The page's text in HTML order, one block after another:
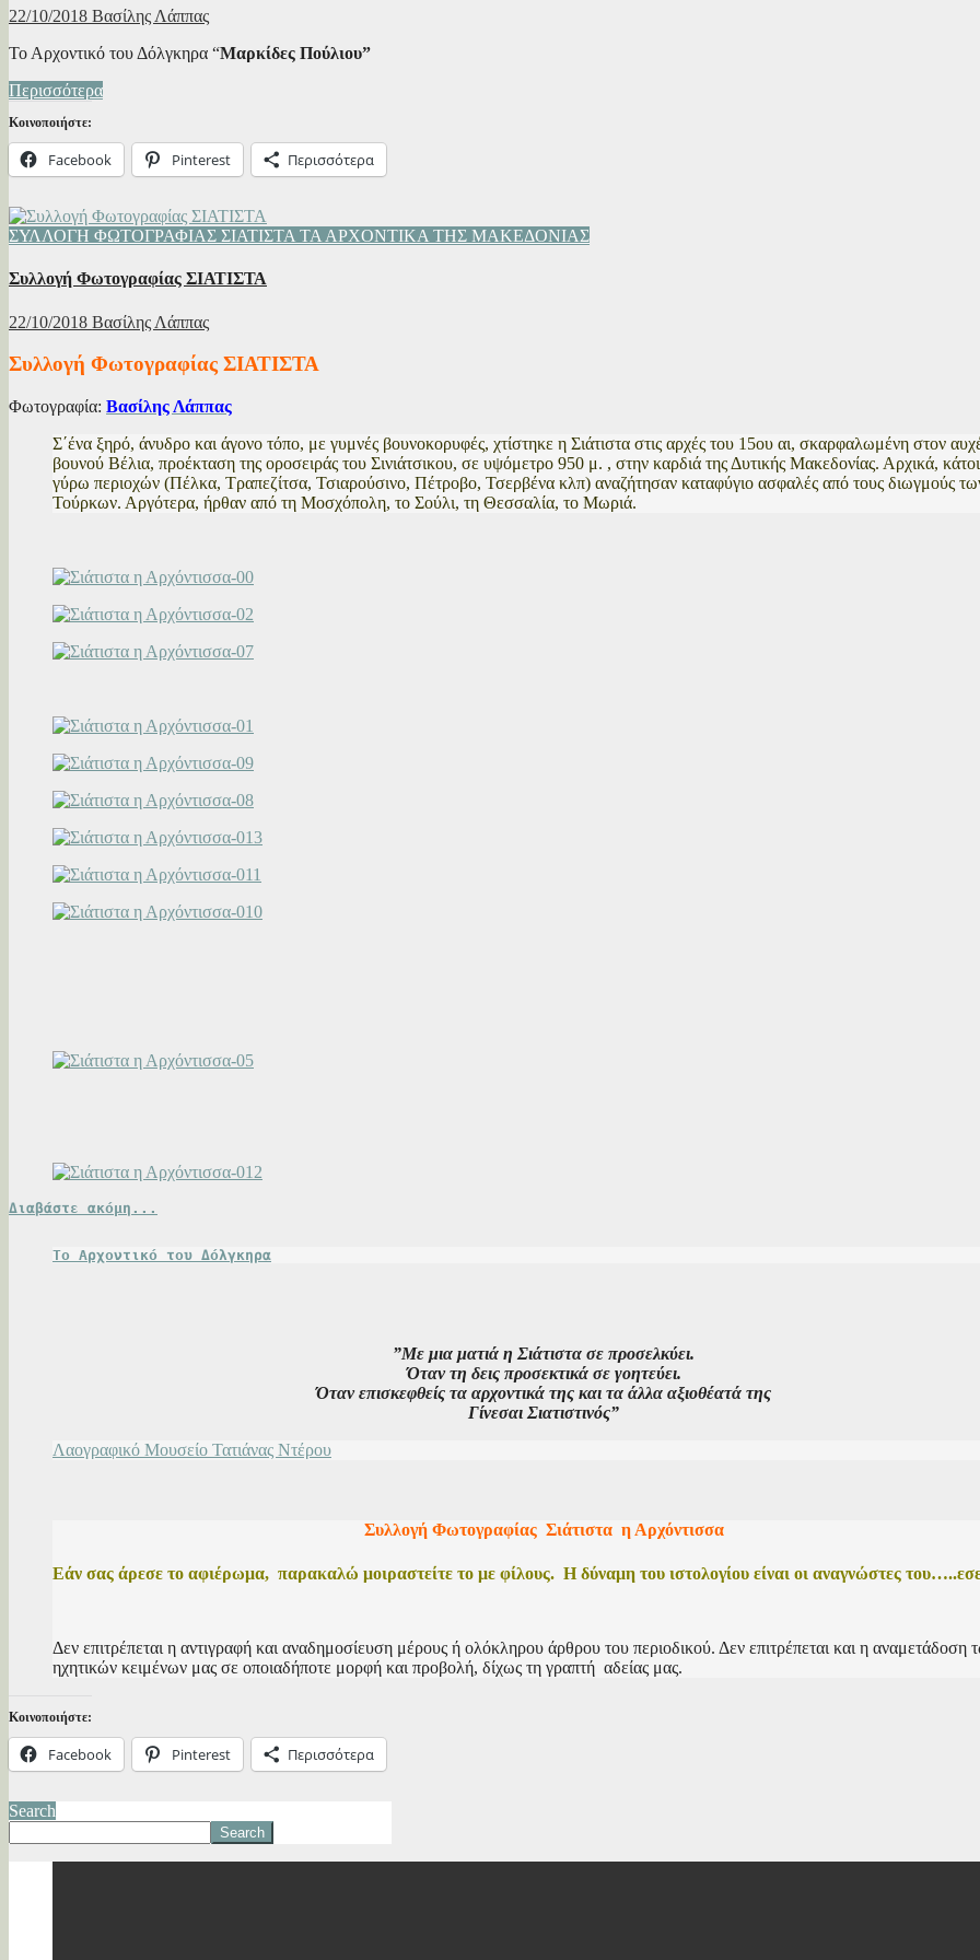
22/10/2018 Βασίλης Λάππας
Το Αρχοντικό του Δόλγκηρα “Μαρκίδες Πούλιου”
Περισσότερα
Κοινοποιήστε:
Facebook Pinterest Περισσότερα
ΣΥΛΛΟΓΗ ΦΩΤΟΓΡΑΦΙΑΣ ΣΙΑΤΙΣΤΑ ΤΑ ΑΡΧΟΝΤΙΚΑ ΤΗΣ ΜΑΚΕΔΟΝΙΑΣ
Συλλογή Φωτογραφίας ΣΙΑΤΙΣΤΑ
22/10/2018 Βασίλης Λάππας
Συλλογή Φωτογραφίας ΣΙΑΤΙΣΤΑ
Φωτογραφία: Βασίλης Λάππας
Σ΄ένα ξηρό, άνυδρο και άγονο τόπο, με γυμνές βουνοκορυφές, χτίστηκε η Σιάτιστα στις αρχές του 15ου αι, σκαρφαλωμένη στον
βουνού Βέλια, προέκταση της οροσειράς του Σινιάτσικου, σε υψόμετρο 950 μ. , στην καρδιά της Δυτικής Μακεδονίας. Αρχικά,
γύρω περιοχών (Πέλκα, Τραπεζίτσα, Τσιαρούσινο, Πέτροβο, Τσερβένα κλπ) αναζήτησαν καταφύγιο ασφαλές από τους διωγμούς
Τούρκων. Αργότερα, ήρθαν από τη Μοσχόπολη, το Σούλι, τη Θεσσαλία, το Μωριά.
Διαβάστε ακόμη...
Το Αρχοντικό του Δόλγκηρα
”Με μια ματιά η Σιάτιστα σε προσελκύει.
Όταν τη δεις προσεκτικά σε γοητεύει.
Όταν επισκεφθείς τα αρχοντικά της και τα άλλα αξιοθέατά της
Γίνεσαι Σιατιστινός”
Λαογραφικό Μουσείο Τατιάνας Ντέρου
Συλλογή Φωτογραφίας Σιάτιστα η Αρχόντισσα
Εάν σας άρεσε το αφιέρωμα, παρακαλώ μοιραστείτε το με φίλους. Η δύναμη του ιστολογίου είναι οι αναγνώστες
Δεν επιτρέπεται η αντιγραφή και αναδημοσίευση μέρους ή ολόκληρου άρθρου του περιοδικού. Δεν επιτρέπεται και η αναμετάδοση
ηχητικών κειμένων μας σε οποιαδήποτε μορφή και προβολή, δίχως τη γραπτή αδείας μας.
Κοινοποιήστε:
Facebook Pinterest Περισσότερα
Search
Search